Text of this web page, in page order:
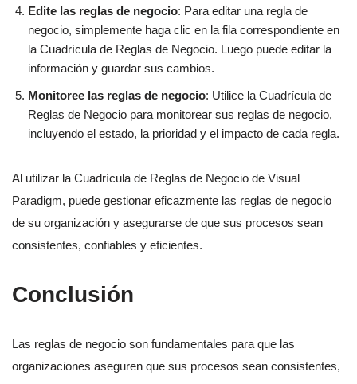
Edite las reglas de negocio: Para editar una regla de
negocio, simplemente haga clic en la fila correspondiente en
la Cuadrícula de Reglas de Negocio. Luego puede editar la
información y guardar sus cambios.
Monitoree las reglas de negocio: Utilice la Cuadrícula de
Reglas de Negocio para monitorear sus reglas de negocio,
incluyendo el estado, la prioridad y el impacto de cada regla.
Al utilizar la Cuadrícula de Reglas de Negocio de Visual
Paradigm, puede gestionar eficazmente las reglas de negocio
de su organización y asegurarse de que sus procesos sean
consistentes, confiables y eficientes.
Conclusión
Las reglas de negocio son fundamentales para que las
organizaciones aseguren que sus procesos sean consistentes,